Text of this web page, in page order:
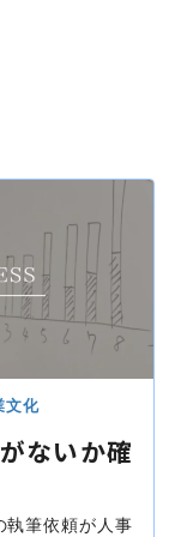
文化
ないか確
執筆依頼が人事